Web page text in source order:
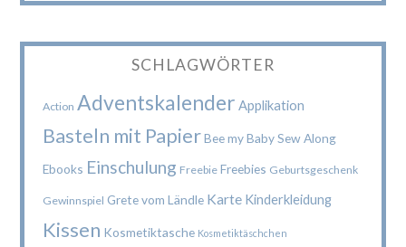
SCHLAGWÖRTER
Action Adventskalender Applikation
Basteln mit Papier Bee my Baby Sew Along
Ebooks Einschulung Freebie Freebies Geburtsgeschenk
Gewinnspiel Grete vom Ländle Karte Kinderkleidung
Kissen Kosmetiktasche Kosmetiktäschchen